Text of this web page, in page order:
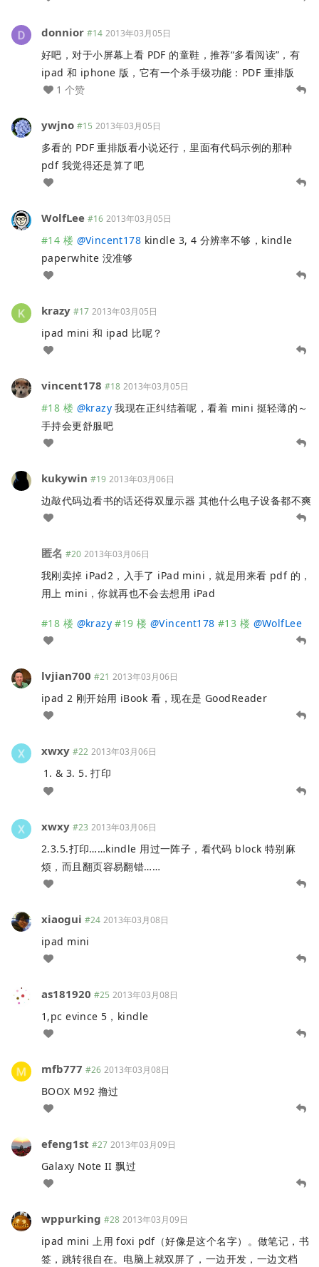
donnior #14 2013年03月05日
好吧，对于小屏幕上看 PDF 的童鞋，推荐“多看阅读”，有
ipad 和 iphone 版，它有一个杀手级功能：PDF 重排版
1 个赞
ywjno #15 2013年03月05日
多看的 PDF 重排版看小说还行，里面有代码示例的那种
pdf 我觉得还是算了吧
WolfLee #16 2013年03月05日
#14 楼 @Vincent178 kindle 3, 4 分辨率不够，kindle
paperwhite 没准够
krazy #17 2013年03月05日
ipad mini 和 ipad 比呢？
vincent178 #18 2013年03月05日
#18 楼 @krazy 我现在正纠结着呢，看着 mini 挺轻薄的～
手持会更舒服吧
kukywin #19 2013年03月06日
边敲代码边看书的话还得双显示器 其他什么电子设备都不爽
匿名 #20 2013年03月06日
我刚卖掉 iPad2，入手了 iPad mini，就是用来看 pdf 的，
用上 mini，你就再也不会去想用 iPad
#18 楼 @krazy #19 楼 @Vincent178 #13 楼 @WolfLee
lvjian700 #21 2013年03月06日
ipad 2 刚开始用 iBook 看，现在是 GoodReader
xwxy #22 2013年03月06日
& 3. 5. 打印
xwxy #23 2013年03月06日
2.3.5.打印……kindle 用过一阵子，看代码 block 特别麻
烦，而且翻页容易翻错……
xiaogui #24 2013年03月08日
ipad mini
as181920 #25 2013年03月08日
1,pc evince 5，kindle
mfb777 #26 2013年03月08日
BOOX M92 撸过
efeng1st #27 2013年03月09日
Galaxy Note II 飘过
wppurking #28 2013年03月09日
ipad mini 上用 foxi pdf（好像是这个名字）。做笔记，书
签，跳转很自在。电脑上就双屏了，一边开发，一边文档